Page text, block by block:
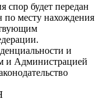
спор будет передан
по месту нахождения
и
и Администрацией